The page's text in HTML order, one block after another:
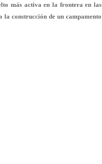
más activa en la frontera en las
la construcción de un campamento